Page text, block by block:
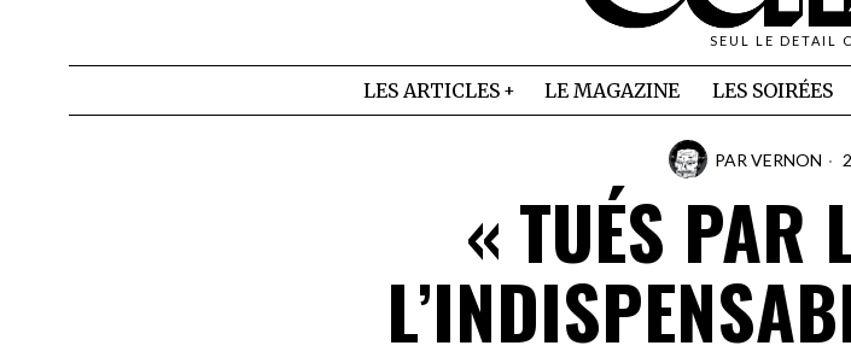
SEUL LE DETAIL
LES ARTICLES LE MAGAZINE LES SOIRÉES
PAR VERNON
« TUÉS PAR